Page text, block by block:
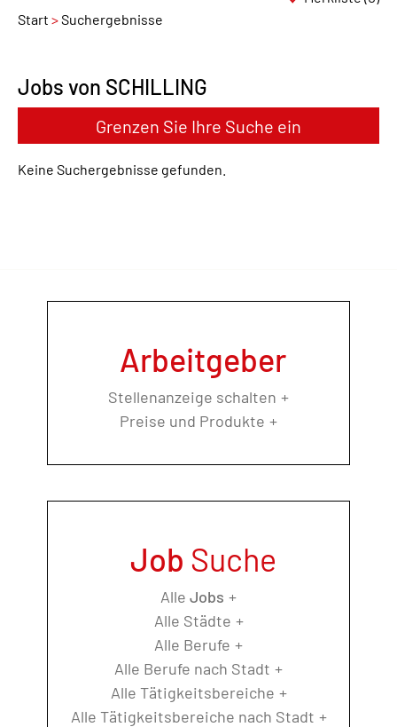
Start Suchergebnisse
Jobs von SCHILLING
Grenzen Sie Ihre Suche ein
Keine Suchergebnisse gefunden.
Arbeitgeber
Stellenanzeige schalten
Preise und Produkte
Job Suche
Alle Jobs
Alle Städte
Alle Berufe
Alle Berufe nach Stadt
Alle Tätigkeitsbereiche
Alle Tätigkeitsbereiche nach Stadt